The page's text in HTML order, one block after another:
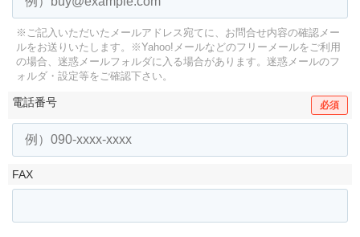
※ご記入いただいたメールアドレス宛てに、お問合せ内容の確認メー
ルをお送りいたします。
※Yahoo!メールなどのフリーメールをご利用
の場合、迷惑メールフォルダに入る場合があります。 迷惑メールのフ
ォルダ・設定等をご確認下さい。
電話番号 必須
FAX